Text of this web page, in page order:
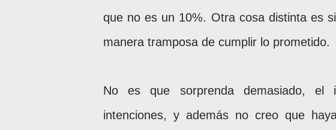
que no es un 10%. Otra cosa distinta es
manera tramposa de cumplir lo prometido.
No es que sorprenda demasiado, el
intenciones, y además no creo que